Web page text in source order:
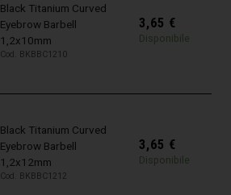
Black Titanium Curved
Eyebrow Barbell
1,2x10mm
Cod. BKBBC1210
3,65 €
Disponibile
Black Titanium Curved
Eyebrow Barbell
1,2x12mm
Cod. BKBBC1212
3,65 €
Disponibile